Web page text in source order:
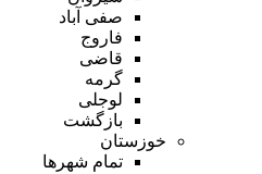
صفی آباد
فاروج
قاضی
گرمه
لوجلی
بازگشت
خوزستان
تمام شهر‌ها